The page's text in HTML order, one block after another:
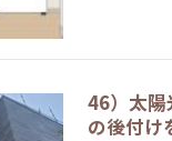
46）太陽
の後付